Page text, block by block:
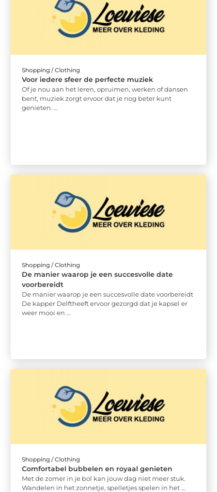
Shopping / Clothing
Voor iedere sfeer de perfecte muziek
Of je nou aan het leren, opruimen, werken of dansen
bent, muziek zorgt ervoor dat je nog beter kunt
genieten. ...
Shopping / Clothing
De manier waarop je een succesvolle date
voorbereidt
De manier waarop je een succesvolle date voorbereidt
De kapper Delftheeft ervoor gezorgd dat je kapsel er
weer mooi en ...
Shopping / Clothing
Comfortabel bubbelen en royaal genieten
Met de zomer in je bol kan jouw dag niet meer stuk.
Wandelen in het zonnetje, spelletjes spelen in het ...